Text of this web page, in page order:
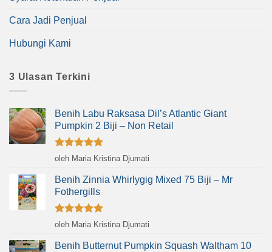
Cara Jadi Penjual
Hubungi Kami
3 Ulasan Terkini
Benih Labu Raksasa Dil’s Atlantic Giant
Pumpkin 2 Biji – Non Retail
Dinilai5
oleh Maria Kristina Djumati
Benih Zinnia Whirlygig Mixed 75 Biji – Mr
Fothergills
Dinilai5
oleh Maria Kristina Djumati
Benih Butternut Pumpkin Squash Waltham 10